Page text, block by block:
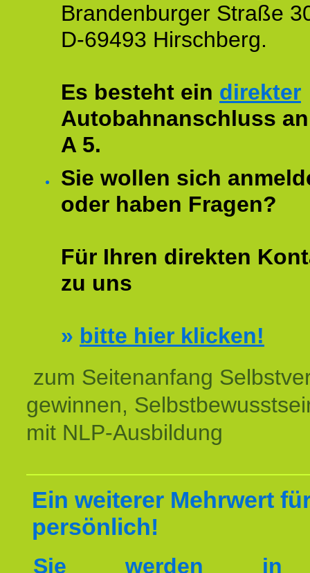
Brandenburger Straße
D-69493 Hirschberg.
Es besteht ein direkter
Autobahnanschluss
A 5.
Sie wollen sich
oder haben Fragen?
Für Ihren direkten
zu uns
» bitte hier klicken!
zum Seitenanfang
gewinnen,
mit NLP-Ausbildung
Ein weiterer Mehrwert
persönlich!
Sie werden in